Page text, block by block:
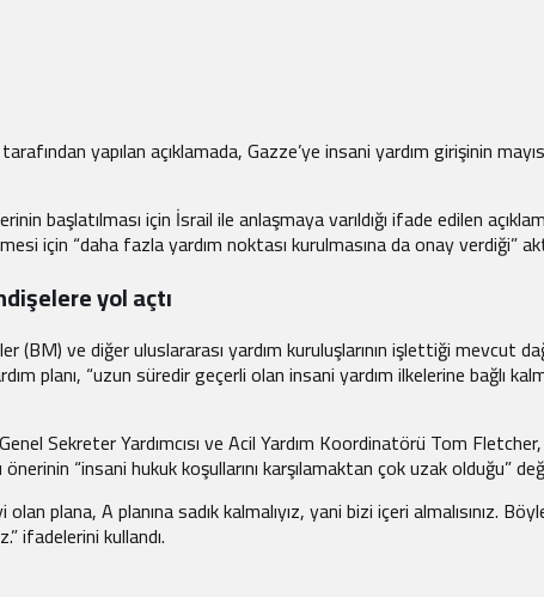
yapılan açıklamada, Gazze’ye insani yardım girişinin
başlatılması için İsrail ile anlaşmaya varıldığı ifade edilen
için “daha fazla yardım noktası kurulmasına da onay verdiği”
yol açtı
(BM) ve diğer uluslararası yardım kuruluşlarının işlettiği mevcut
planı, “uzun süredir geçerli olan insani yardım ilkelerine bağlı
Sekreter Yardımcısı ve Acil Yardım Koordinatörü Tom
“insani hukuk koşullarını karşılamaktan çok uzak olduğu”
plana, A planına sadık kalmalıyız, yani bizi içeri almalısınız.
ifadelerini kullandı.